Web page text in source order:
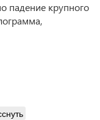
падение крупного